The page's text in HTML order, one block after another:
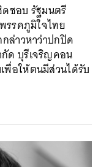
ชอบ รัฐมนตรี
รรคภูมิใจไทย
ล่าวหาว่าปกปิด
ด บุรีเจริญคอน
พื่อให้ตนมีส่วนได้รับ